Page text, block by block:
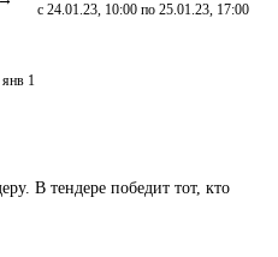
с 24.01.23, 10:00 по 25.01.23, 17:00
янв 1
В тендере победит тот, кто